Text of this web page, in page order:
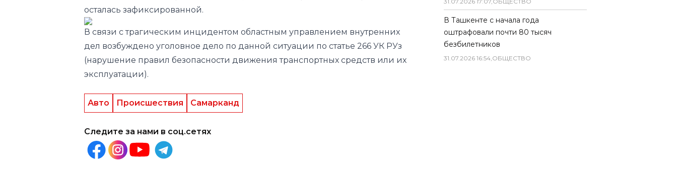
дел возбуждено уголовное дело по данной ситуации по статье 266 УК РУз
(нарушение правил безопасности движения транспортных средств или их
эксплуатации).
Авто Происшествия Самарканд
В Ташкенте с начала года
оштрафовали почти 80 тысяч
безбилетников
31.07.2026 16:54,ОБЩЕСТВО
Другие новости